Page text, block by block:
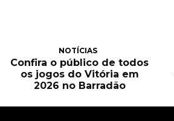
NOTÍCIAS
Confira o público de todos
os jogos do Vitória em
2026 no Barradão